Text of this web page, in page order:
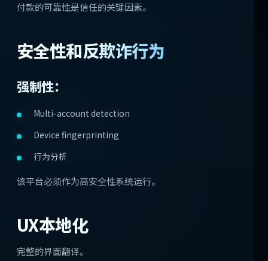
付款的可靠性是信任的关键因素。
安全性和反欺诈行为
强制性：
Multi-account detection
Device fingerprinting
行为分析
该平台必须作为高安全性系统运行。
UX本地化
完整的界面翻译。